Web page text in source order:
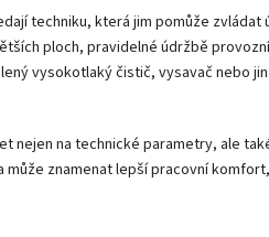
techniku, která jim pomůže zvládat
ploch, pravidelné údržbě
vysokotlaký čistič, vysavač nebo
nejen na technické parametry, ale
může znamenat lepší pracovní